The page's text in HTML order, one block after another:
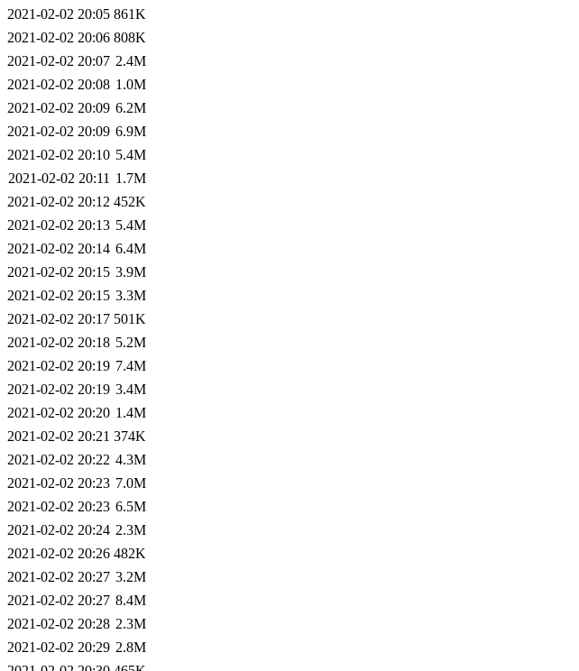
2021-02-02 20:05 861K
2021-02-02 20:06 808K
2021-02-02 20:07 2.4M
2021-02-02 20:08 1.0M
2021-02-02 20:09 6.2M
2021-02-02 20:09 6.9M
2021-02-02 20:10 5.4M
2021-02-02 20:11 1.7M
2021-02-02 20:12 452K
2021-02-02 20:13 5.4M
2021-02-02 20:14 6.4M
2021-02-02 20:15 3.9M
2021-02-02 20:15 3.3M
2021-02-02 20:17 501K
2021-02-02 20:18 5.2M
2021-02-02 20:19 7.4M
2021-02-02 20:19 3.4M
2021-02-02 20:20 1.4M
2021-02-02 20:21 374K
2021-02-02 20:22 4.3M
2021-02-02 20:23 7.0M
2021-02-02 20:23 6.5M
2021-02-02 20:24 2.3M
2021-02-02 20:26 482K
2021-02-02 20:27 3.2M
2021-02-02 20:27 8.4M
2021-02-02 20:28 2.3M
2021-02-02 20:29 2.8M